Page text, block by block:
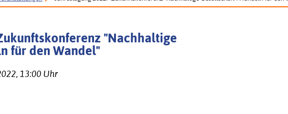
"Nachhaltige
für den Wandel"
13:00 Uhr